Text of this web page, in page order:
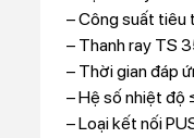
– Công suất tiêu
– Thanh ray TS
– Thời gian đáp
– Hệ số nhiệt độ
– Loại kết nối